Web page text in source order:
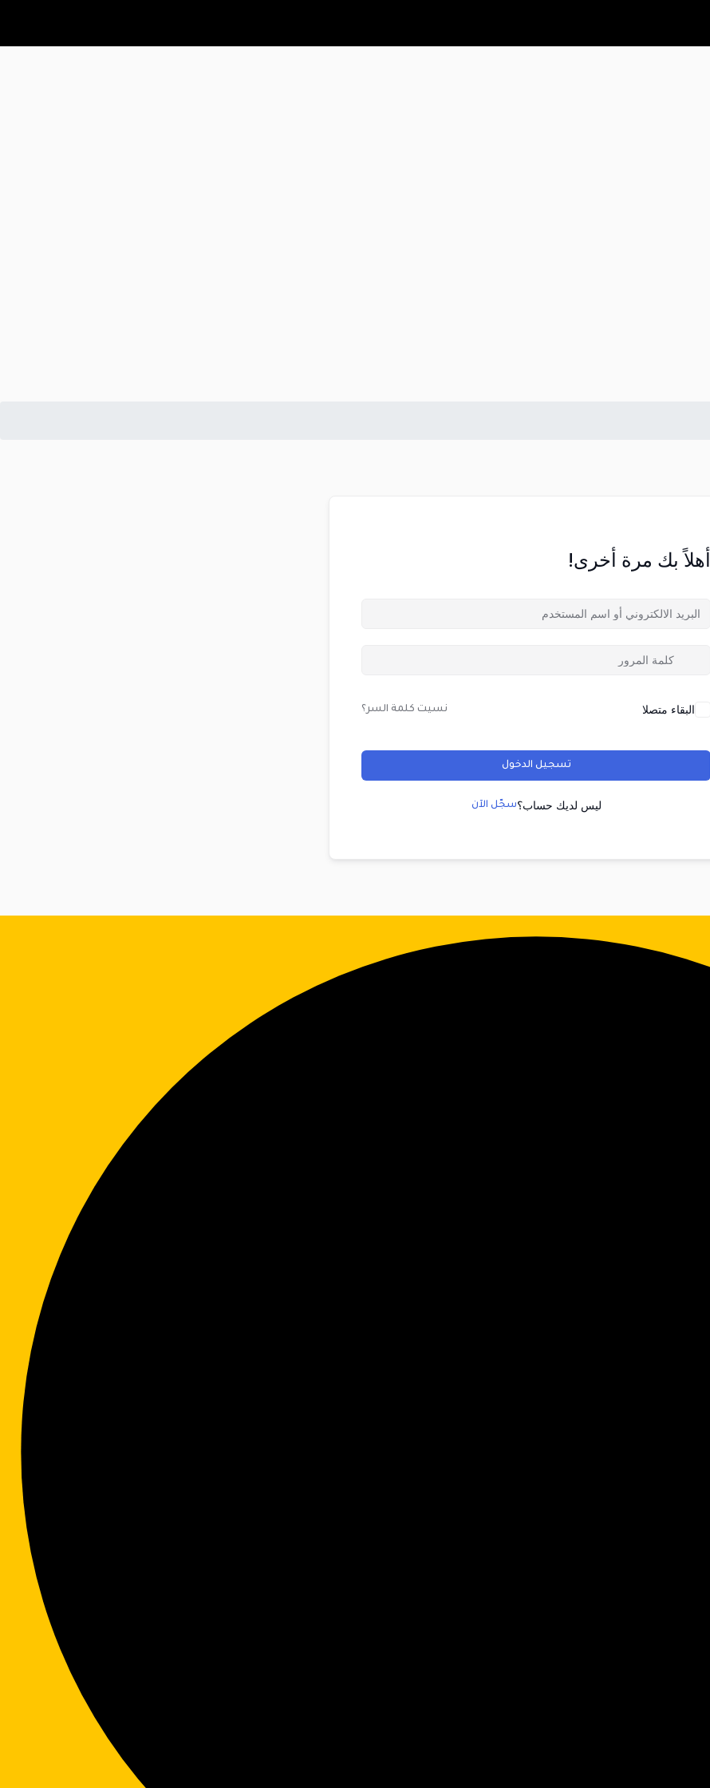
أهلاً بك مرة أخرى!
البقاء متصلا نسيت كلمة السر؟
تسجيل الدخول
ليس لديك حساب؟سجّل الآن